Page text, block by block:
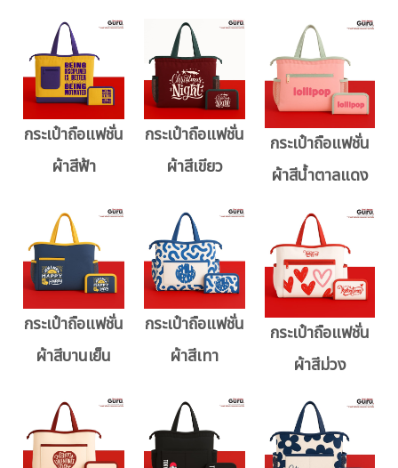
กระเป๋าถือแฟชั่น
ผ้าสีฟ้า
กระเป๋าถือแฟชั่น
ผ้าสีเขียว
กระเป๋าถือแฟชั่น
ผ้าสีน้ำตาลแดง
กระเป๋าถือแฟชั่น
ผ้าสีบานเย็น
กระเป๋าถือแฟชั่น
ผ้าสีเทา
กระเป๋าถือแฟชั่น
ผ้าสีม่วง